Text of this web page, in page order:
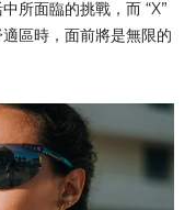
所面臨的挑戰，而 “X”
區時，面前將是無限的